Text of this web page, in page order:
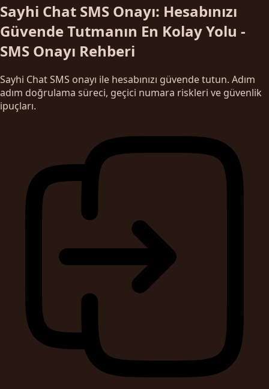
Sayhi Chat SMS Onayı: Hesabınızı
Güvende Tutmanın En Kolay Yolu -
SMS Onayı Rehberi
Sayhi Chat SMS onayı ile hesabınızı güvende tutun. Adım
adım doğrulama süreci, geçici numara riskleri ve güvenlik
ipuçları.